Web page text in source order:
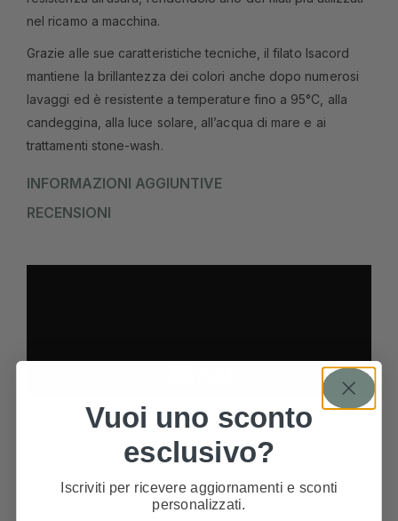
nel ricamo a macchina.
Grazie alle sue caratteristiche tecniche, il filato Isacord
mantiene la brillantezza dei colori anche dopo numerosi
lavaggi ed è resistente a temperature fino a 95°C, alla
candeggina, alla luce solare, all’acqua di mare e ai
trattamenti stone-wash.
INFORMAZIONI AGGIUNTIVE
RECENSIONI
PRODOTTI CORRELATI
Vuoi uno sconto
esclusivo?
Iscriviti per ricevere aggiornamenti e sconti
personalizzati.